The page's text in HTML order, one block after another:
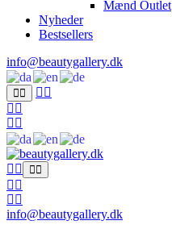
Mænd Outlet
Nyheder
Bestsellers
info@beautygallery.dk
info@beautygallery.dk